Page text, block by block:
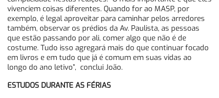
vivenciem coisas diferentes. Quando for ao MASP, por
exemplo, é legal aproveitar para caminhar pelos arredores
também, observar os prédios da Av. Paulista, as pessoas
que estão passando por ali, comer algo que não é de
costume. Tudo isso agregará mais do que continuar focado
em livros e em tudo que já é comum em suas vidas ao
longo do ano letivo”, conclui João.
ESTUDOS DURANTE AS FÉRIAS